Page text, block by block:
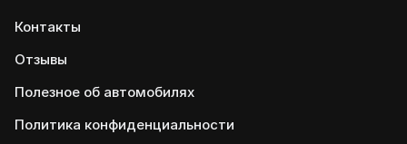
Контакты
Отзывы
Полезное об автомобилях
Политика конфиденциальности